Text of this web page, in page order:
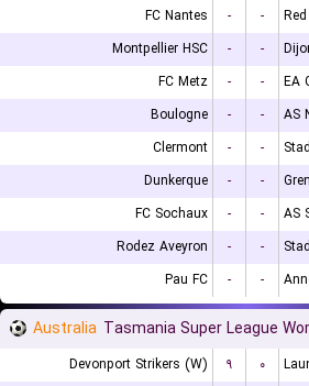
FC Nantes - -
Montpellier HSC
- -
FC Metz
- -
EA
Boulogne
- -
AS
Clermont
- -
Dunkerque
- -
FC Sochaux
- -
AS
Rodez Aveyron
- -
Pau FC
- -
Australia Tasmania Super League
Devonport Strikers (W) ۹ ۰